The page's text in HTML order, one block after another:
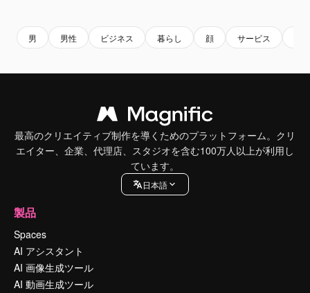
男 男性 ビジネス 暮らし 顔 サービス
最高のクリエイティブ制作を導くためのプラットフォーム。クリ
エイター、企業、代理店、スタジオを含む100万人以上が利用し
ています。
日本語
製品
Spaces
AI アシスタント
AI 画像生成ツール
AI 動画生成ツール